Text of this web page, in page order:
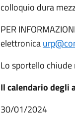
colloquio dura
PER
elettronica
Lo sportello chiude
Il calendario degli
30/01/2024